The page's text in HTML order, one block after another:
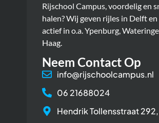
Rijschool Campus, voordelig en
halen? Wij geven rijles in Delft
actief in o.a. Ypenburg,
Haag.
Neem Contact Op
info@rijschoolcampus.nl
06 21688024
Hendrik Tollensstraat